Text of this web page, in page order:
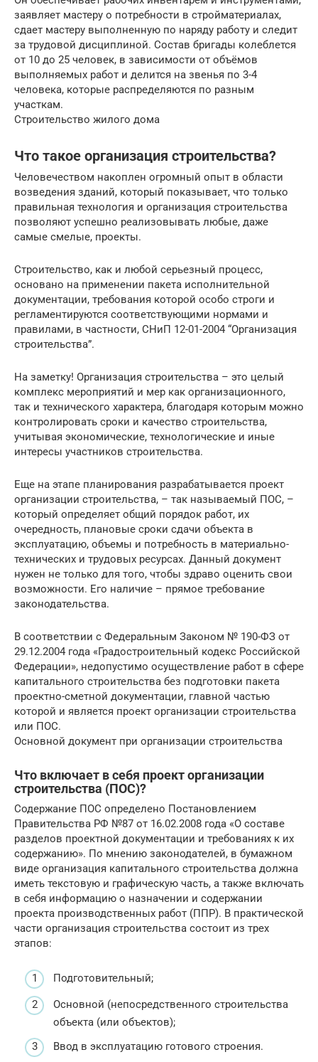
заявляет мастеру о потребности в стройматериалах,
сдает мастеру выполненную по наряду работу и следит
за трудовой дисциплиной. Состав бригады колеблется
от 10 до 25 человек, в зависимости от объёмов
выполняемых работ и делится на звенья по 3-4
человека, которые распределяются по разным
участкам.
Строительство жилого дома
Что такое организация строительства?
Человечеством накоплен огромный опыт в области
возведения зданий, который показывает, что только
правильная технология и организация строительства
позволяют успешно реализовывать любые, даже
самые смелые, проекты.
Строительство, как и любой серьезный процесс,
основано на применении пакета исполнительной
документации, требования которой особо строги и
регламентируются соответствующими нормами и
правилами, в частности, СНиП 12-01-2004 “Организация
строительства”.
На заметку! Организация строительства – это целый
комплекс мероприятий и мер как организационного,
так и технического характера, благодаря которым можно
контролировать сроки и качество строительства,
учитывая экономические, технологические и иные
интересы участников строительства.
Еще на этапе планирования разрабатывается проект
организации строительства, – так называемый ПОС, –
который определяет общий порядок работ, их
очередность, плановые сроки сдачи объекта в
эксплуатацию, объемы и потребность в материально-
технических и трудовых ресурсах. Данный документ
нужен не только для того, чтобы здраво оценить свои
возможности. Его наличие – прямое требование
законодательства.
В соответствии с Федеральным Законом № 190-ФЗ от
29.12.2004 года «Градостроительный кодекс Российской
Федерации», недопустимо осуществление работ в сфере
капитального строительства без подготовки пакета
проектно-сметной документации, главной частью
которой и является проект организации строительства
или ПОС.
Основной документ при организации строительства
Что включает в себя проект организации
строительства (ПОС)?
Содержание ПОС определено Постановлением
Правительства РФ №87 от 16.02.2008 года «О составе
разделов проектной документации и требованиях к их
содержанию». По мнению законодателей, в бумажном
виде организация капитального строительства должна
иметь текстовую и графическую часть, а также включать
в себя информацию о назначении и содержании
проекта производственных работ (ППР). В практической
части организация строительства состоит из трех
этапов:
Подготовительный;
Основной (непосредственного строительства
объекта (или объектов);
Ввод в эксплуатацию готового строения.